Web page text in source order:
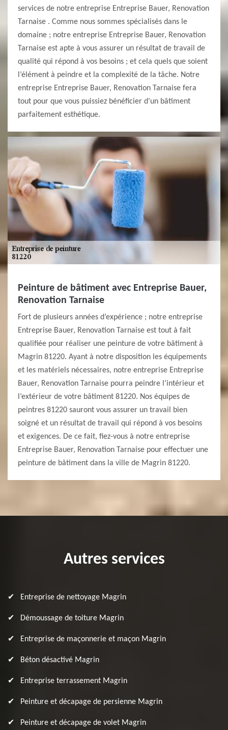
services de notre entreprise Entreprise Bauer, Renovation
Tarnaise . Comme nous sommes spécialisés dans le
domaine ; notre entreprise Entreprise Bauer, Renovation
Tarnaise est apte à vous assurer un résultat de travail de
qualité qui répond à vos besoins ; et cela quels que soient
l’élément à peindre et la complexité de la tâche. Notre
entreprise Entreprise Bauer, Renovation Tarnaise fera
tout pour que vous puissiez bénéficier d’un bâtiment
parfaitement esthétique.
Peinture de bâtiment avec Entreprise Bauer,
Renovation Tarnaise
Fort de plusieurs années d’expérience ; notre entreprise
Entreprise Bauer, Renovation Tarnaise est tout à fait
qualifiée pour réaliser une peinture de votre bâtiment à
Magrin 81220. Ayant à notre disposition les équipements
et les matériels nécessaires, notre entreprise Entreprise
Bauer, Renovation Tarnaise pourra peindre l’intérieur et
l’extérieur de votre bâtiment 81220. Nos équipes de
peintres 81220 sauront vous assurer un travail bien
soigné et un résultat de travail qui répond à vos besoins
et exigences. De ce fait, fiez-vous à notre entreprise
Entreprise Bauer, Renovation Tarnaise pour effectuer une
peinture de bâtiment dans la ville de Magrin 81220.
Autres services
Entreprise de nettoyage Magrin
Démoussage de toiture Magrin
Entreprise de maçonnerie et maçon Magrin
Béton désactivé Magrin
Entreprise terrassement Magrin
Peinture et décapage de persienne Magrin
Peinture et décapage de volet Magrin